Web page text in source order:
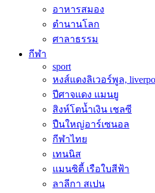
อาหารสมอง
ตำนานโลก
ศาลาธรรม
กีฬา
sport
หงส์แดงลิเวอร์พูล,
ปีศาจแดง แมนยู
สิงห์โตน้ำเงิน เชลซี
ปืนใหญ่อาร์เซนอล
กีฬาไทย
เทนนิส
แมนซิตี้ เรือใบสีฟ้า
ลาลีกา สเปน